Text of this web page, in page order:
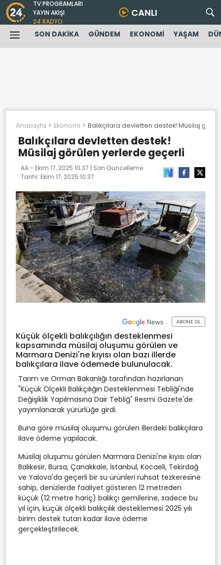
TV PROGRAMLARI
YAYIN AKIŞI
24 RADYO
CANLI
SON DAKİKA GÜNDEM EKONOMİ YAŞAM
Anasayfa Ekonomi Balıkçılara devletten destek! Müsilaj
Balıkçılara devletten destek!
Müsilaj görülen yerlerde geçerli
AA - Ekim 17, 2025 10:37 | Son Güncelleme
Tarihi: Ekim 17, 2025 10:37
ABONE OL
Küçük ölçekli balıkçılığın desteklenmesi
kapsamında müsilaj oluşumu görülen ve
Marmara Denizi'ne kıyısı olan bazı illerde
balıkçılara ilave ödemede bulunulacak.
Tarım ve Orman Bakanlığı tarafından hazırlanan
"Küçük Ölçekli Balıkçılığın Desteklenmesi Tebliği'nde
Değişiklik Yapılmasına Dair Tebliğ" Resmi Gazete'de
yayımlanarak yürürlüğe girdi.
Buna göre müsilaj oluşumu görülen illerdeki balıkçılara
ilave ödeme yapılacak.
Müsilaj oluşumu görülen Marmara Denizi'ne kıyısı olan
Balıkesir, Bursa, Çanakkale, İstanbul, Kocaeli, Tekirdağ
ve Yalova'da geçerli bir su ürünleri ruhsat tezkeresine
sahip, denizlerde faaliyet gösteren 12 metreden
küçük (12 metre hariç) balıkçı gemilerine, sadece bu
yıl için, küçük ölçekli balıkçılık desteklemesi 2025 yılı
birim destek tutarı kadar ilave ödeme
gerçekleştirilecek.